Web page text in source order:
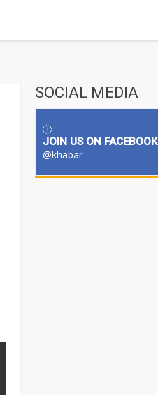
SOCIAL MEDIA
JOIN US ON FACEBOOK
@khabar